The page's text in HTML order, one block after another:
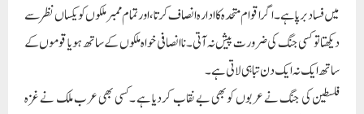
میں فساد برپا ہے ۔اگر اقوام متحدہ کا ادارہ انصاف کرتا ،اور تمام ممبر ملکوں کو یکساں نظر سے
دیکھتا تو کسی جنگ کی ضرورت پیش نہ آتی ۔ناانصافی خواہ ملکوں کے ساتھ ہو یا قوموں کے
ساتھ ایک نہ ایک دن تباہی لاتی ہے۔
فلسطین کی جنگ نے عربوں کو بھی بے نقاب کردیا ہے ۔کسی بھی عرب ملک نے غزہ